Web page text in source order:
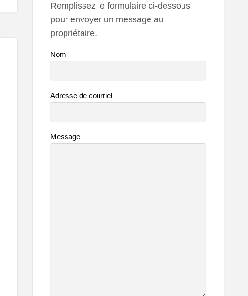
Remplissez le formulaire ci-dessous
pour envoyer un message au
propriétaire.
Nom
Adresse de courriel
Message